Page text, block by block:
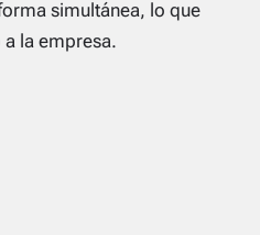
simultánea, lo que
la empresa.